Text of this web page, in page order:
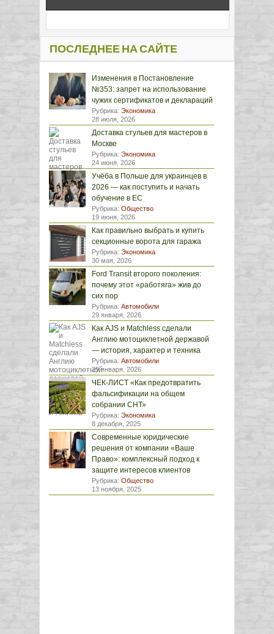
ПОСЛЕДНЕЕ НА САЙТЕ
Изменения в Постановление
№353: запрет на использование
чужих сертификатов и деклараций
Рубрика: Экономика
28 июля, 2026
Доставка стульев для мастеров в
Москве
Рубрика: Экономика
24 июня, 2026
Учёба в Польше для украинцев в
2026 — как поступить и начать
обучение в ЕС
Рубрика: Общество
19 июня, 2026
Как правильно выбрать и купить
секционные ворота для гаража
Рубрика: Экономика
30 мая, 2026
Ford Transit второго поколения:
почему этот «работяга» жив до
сих пор
Рубрика: Автомобили
29 января, 2026
Как AJS и Matchless сделали
Англию мотоциклетной державой
— история, характер и техника
Рубрика: Автомобили
29 января, 2026
ЧЕК-ЛИСТ «Как предотвратить
фальсификации на общем
собрании СНТ»
Рубрика: Экономика
8 декабря, 2025
Современные юридические
решения от компании «Ваше
Право»: комплексный подход к
защите интересов клиентов
Рубрика: Общество
13 ноября, 2025